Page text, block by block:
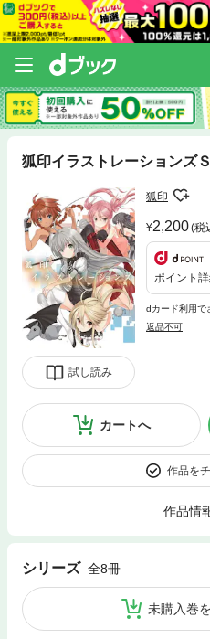
狐印イラストレーションズ
試し読み
狐印
2,200(税
ポイント
dカード利用で
返品不可
カートへ
作品を
作品情
シリーズ 全8冊
未購入巻